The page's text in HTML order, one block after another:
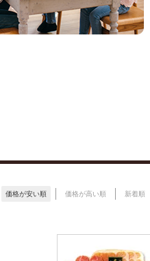
価格が安い順 価格が高い順 新着順